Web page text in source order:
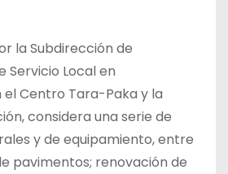
la Subdirección de
Local en
Centro Tara-Paka y la
considera una serie de
y de equipamiento, entre
pavimentos; renovación de